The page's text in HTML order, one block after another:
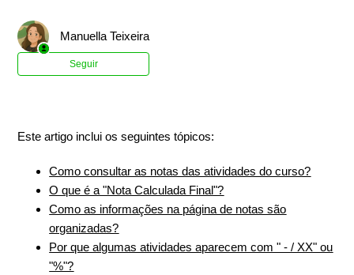
Manuella Teixeira
Seguir
Este artigo inclui os seguintes tópicos:
Como consultar as notas das atividades do curso?
O que é a "Nota Calculada Final"?
Como as informações na página de notas são
organizadas?
Por que algumas atividades aparecem com " - / XX" ou
"%"?